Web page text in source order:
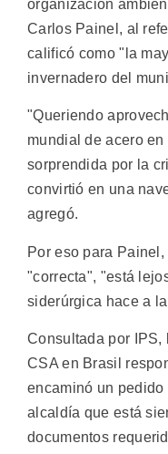
organización
Carlos Painel, al
calificó como "la
invernadero del
"Queriendo
mundial de acero
sorprendida por la
convirtió en una
agregó.
Por eso para
"correcta", "está
siderúrgica hace a
Consultada por IPS,
CSA en Brasil
encaminó un
alcaldía que está
documentos